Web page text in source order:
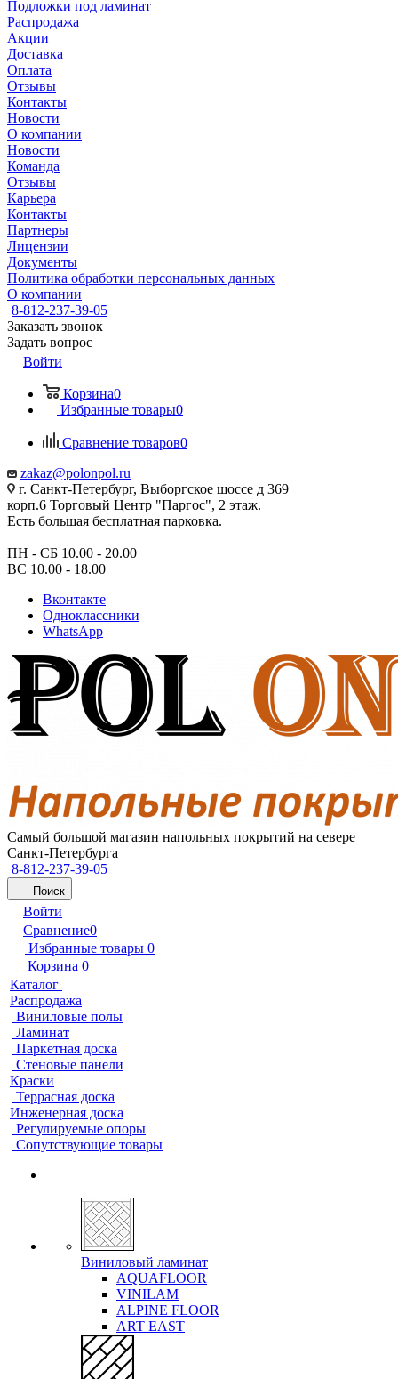
Подложки под ламинат
Распродажа
Акции
Доставка
Оплата
Отзывы
Контакты
Новости
О компании
Новости
Команда
Отзывы
Карьера
Контакты
Партнеры
Лицензии
Документы
Политика обработки персональных данных
О компании
8-812-237-39-05
Заказать звонок
Задать вопрос
Войти
Корзина0
Избранные товары0
Сравнение товаров0
zakaz@polonpol.ru
г. Санкт-Петербург, Выборгское шоссе д 369
корп.6 Торговый Центр "Паргос", 2 этаж.
Есть большая бесплатная парковка.
ПН - СБ 10.00 - 20.00
ВС 10.00 - 18.00
Вконтакте
Одноклассники
WhatsApp
Самый большой магазин напольных покрытий на севере
Санкт-Петербурга
8-812-237-39-05
Поиск
Войти
Сравнение0
Избранные товары 0
Корзина 0
Каталог
Распродажа
Виниловые полы
Ламинат
Паркетная доска
Стеновые панели
Краски
Террасная доска
Инженерная доска
Регулируемые опоры
Сопутствующие товары
Виниловый ламинат
AQUAFLOOR
VINILAM
ALPINE FLOOR
ART EAST